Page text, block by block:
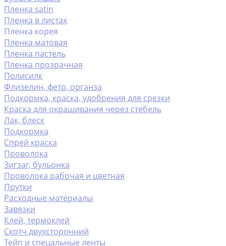
Пленка satin
Пленка в листах
Пленка корея
Пленка матовая
Пленка пастель
Пленка прозрачная
Полисилк
Флизелин, фетр, органза
Подкормка, краска, удобрения для срезки
Краска для окрашивания через стебель
Лак, блеск
Подкормка
Спрей краска
Проволока
Зигзаг, бульонка
Проволока рабочая и цветная
Прутки
Расходные материалы
Завязки
Клей, термоклей
Скотч двухсторонний
Тейп и спецальные ленты